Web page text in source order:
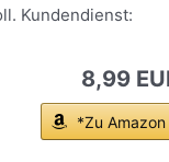
Kundendienst:
8,99
*Zu Amazon